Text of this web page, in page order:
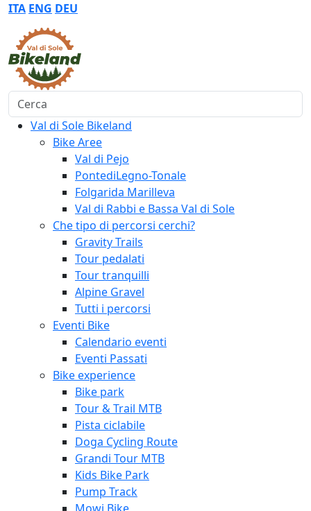
ITA ENG DEU
Cerca
Val di Sole Bikeland
Bike Aree
Val di Pejo
PontediLegno-Tonale
Folgarida Marilleva
Val di Rabbi e Bassa Val di Sole
Che tipo di percorsi cerchi?
Gravity Trails
Tour pedalati
Tour tranquilli
Alpine Gravel
Tutti i percorsi
Eventi Bike
Calendario eventi
Eventi Passati
Bike experience
Bike park
Tour & Trail MTB
Pista ciclabile
Doga Cycling Route
Grandi Tour MTB
Kids Bike Park
Pump Track